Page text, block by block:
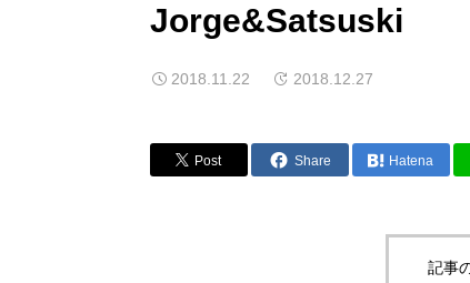
Jorge&Satsuski
2018.11.22 2018.12.27
Post Share Hatena
記事